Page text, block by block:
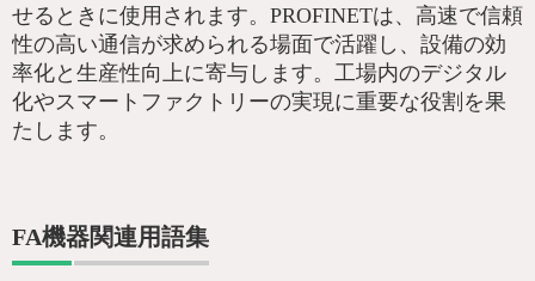
せるときに使用されます。PROFINETは、高速で信頼
性の高い通信が求められる場面で活躍し、設備の効
率化と生産性向上に寄与します。工場内のデジタル
化やスマートファクトリーの実現に重要な役割を果
たします。
FA機器関連用語集